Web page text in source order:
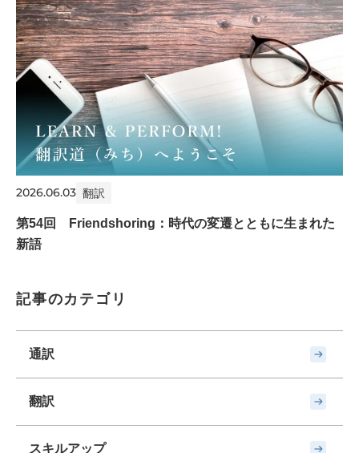
2026.06.03 翻訳
第54回 Friendshoring：時代の変遷とともに生まれた
新語
記事のカテゴリ
通訳
翻訳
スキルアップ